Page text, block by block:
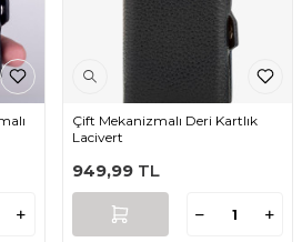
Çift Mekanizmalı Deri Kartlık
Lacivert
949,99TL